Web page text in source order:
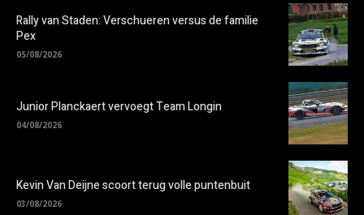
Rally van Staden: Verschueren versus de familie
Pex
05/08/2026
Junior Planckaert vervoegt Team Longin
04/08/2026
Kevin Van Deijne scoort terug volle puntenbuit
03/08/2026